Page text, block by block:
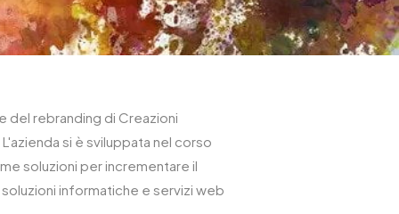
del rebranding di Creazioni
si è sviluppata nel corso
soluzioni per incrementare il
informatiche e servizi web